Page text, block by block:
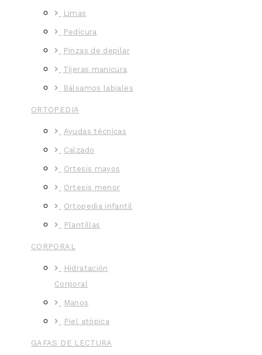
Limas
Pedicura
Pinzas de depilar
Tijeras manicura
Bálsamos labiales
ORTOPEDIA
Ayudas técnicas
Calzado
Ortesis mayos
Ortesis menor
Ortopedia infantil
Plantillas
CORPORAL
Hidratación
Corporal
Manos
Piel atópica
GAFAS DE LECTURA